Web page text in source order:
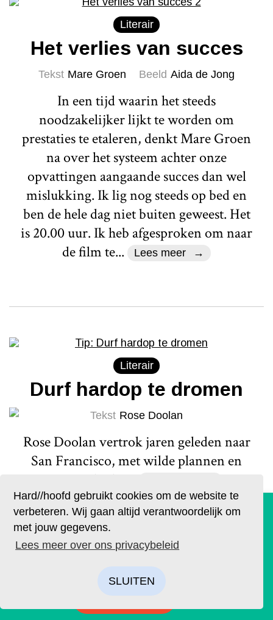
Hard//hoofd gebruikt cookies om de website te
verbeteren. Wij gaan altijd verantwoordelijk om
met jouw gegevens.
Lees meer over ons privacybeleid
SLUITEN
Literair
Het verlies van succes
Tekst Mare Groen Beeld Aida de Jong
In een tijd waarin het steeds
noodzakelijker lijkt te worden om
prestaties te etaleren, denkt Mare Groen
na over het systeem achter onze
opvattingen aangaande succes dan wel
mislukking. Ik lig nog steeds op bed en
ben de hele dag niet buiten geweest. Het
is 20.00 uur. Ik heb afgesproken om naar
de film te...
Lees meer
Literair
Durf hardop te dromen
Tekst Rose Doolan
Rose Doolan vertrok jaren geleden naar
San Francisco, met wilde plannen en
weinig budget.
De geruchten zijn waar. Lees Hard//hoofd nu ook op
papier!
Bestel op tijd je eigen exemplaar van de eerste editie, met
als thema: ‘Ik’. We hebben drie covers ontworpen. Kies je